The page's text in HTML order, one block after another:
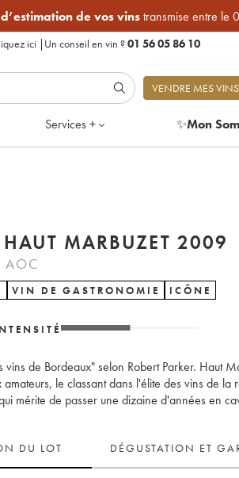
de vos vinstransmise entre le
ici | Un conseil en vin ?01 56 05 86 10
VENDRE MES VINS
Services + ✨Mon
CHÂTEAU HAUT MARBUZET 2009
AOC
VIN DE GASTRONOMIE ICÔNE
vins de Bordeaux" selon Robert Parker. Haut
le classant dans l'élite des vins de la
mérite de passer une dizaine d'années en
DU LOT DÉGUSTATION ET